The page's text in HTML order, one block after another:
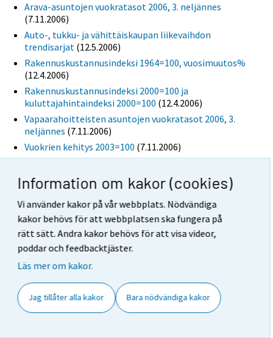
Information om kakor (cookies)
Vi använder kakor på vår webbplats. Nödvändiga
kakor behövs för att webbplatsen ska fungera på
rätt sätt. Andra kakor behövs för att visa videor,
poddar och feedbacktjäster.
Läs mer om kakor.
Jag tillåter alla kakor Bara nödvändiga kakor
Arava-asuntojen vuokratasot 2006, 3. neljännes
(7.11.2006)
Auto-, tukku- ja vähittäiskaupan liikevaihdon
trendisarjat (12.5.2006)
Rakennuskustannusindeksi 1964=100, vuosimuutos%
(12.4.2006)
Rakennuskustannusindeksi 2000=100 ja
kuluttajahintaindeksi 2000=100 (12.4.2006)
Vapaarahoitteisten asuntojen vuokratasot 2006, 3.
neljännes (7.11.2006)
Vuokrien kehitys 2003=100 (7.11.2006)
Offentliggöranden
Hyrorna steg med 2,6 procent under oktober-
december(7.2.2007)
Vuokrat nousivat loka-joulukuussa 2,6 prosenttia
(7.2.2007)
i februari-april(14.7.2006)
Rakennusyritysten liikevaihto kasvoi 11,5 prosenttia
helmi-huhtikuussa(14.7.2006)
Försäljningen inom detaljhandeln ökade med 2,4